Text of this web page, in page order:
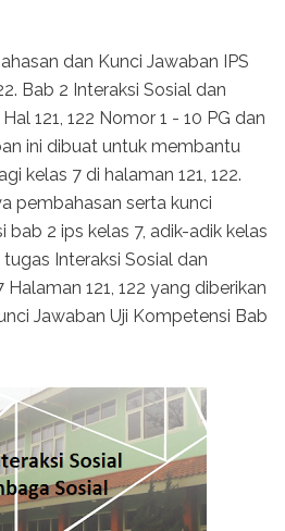
dan Kunci Jawaban IPS
Bab 2 Interaksi Sosial dan
121, 122 Nomor 1 - 10 PG dan
ini dibuat untuk membantu
kelas 7 di halaman 121, 122.
pembahasan serta kunci
bab 2 ips kelas 7, adik-adik kelas
Interaksi Sosial dan
121, 122 yang diberikan
Jawaban Uji Kompetensi Bab